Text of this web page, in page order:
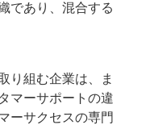
であり、混合する
り組む企業は、ま
マーサポートの違
ーサクセスの専門